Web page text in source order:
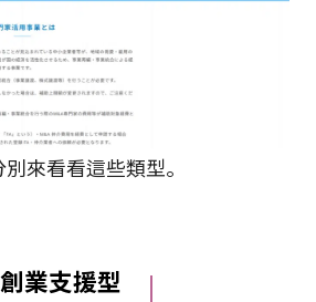
來看看這些類型。
業支援型